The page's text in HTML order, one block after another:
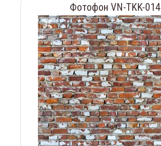
Фотофон VN-TKK-014